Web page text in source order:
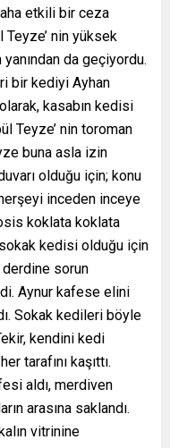
etkili bir ceza
Teyze’ nin yüksek
yanından da geçiyordu.
bir kediyi Ayhan
kasabın kedisi
Teyze’ nin toroman
buna asla izin
olduğu için; konu
herşeyi inceden inceye
koklata koklata
kedisi olduğu için
sorun
Aynur kafese elini
Sokak kedileri böyle
kendini kedi
tarafını kaşıttı.
aldı, merdiven
arasına saklandı.
vitrinine